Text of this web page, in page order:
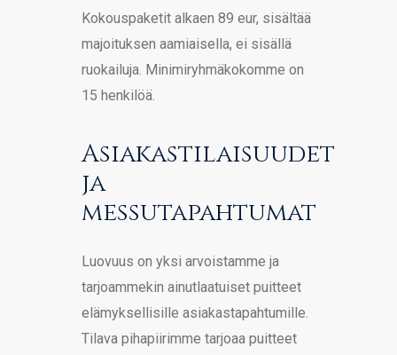
Kokouspaketit alkaen 89 eur, sisältää
majoituksen aamiaisella, ei sisällä
ruokailuja. Minimiryhmäkokomme on
15 henkilöä.
Asiakastilaisuudet
ja
messutapahtumat
Luovuus on yksi arvoistamme ja
tarjoammekin ainutlaatuiset puitteet
elämyksellisille asiakastapahtumille.
Tilava pihapiirimme tarjoaa puitteet